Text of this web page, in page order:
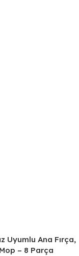
Uyumlu Ana Fırça,
– 8 Parça